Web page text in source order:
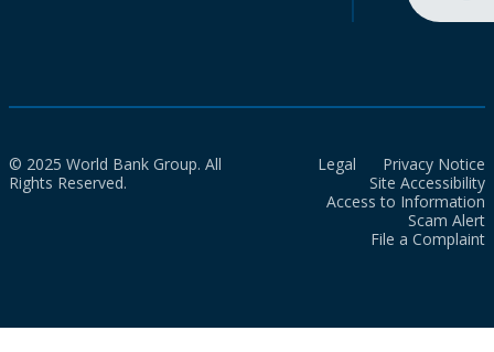
© 2025 World Bank Group. All
Rights Reserved.
Legal
Privacy Notice
Site Accessibility
Access to Information
Scam Alert
File a Complaint